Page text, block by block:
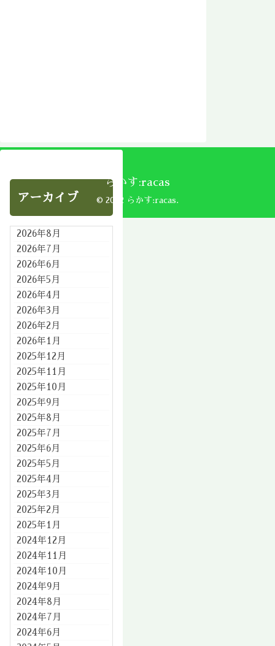
アーカイブ
2026年8月
2026年7月
2026年6月
2026年5月
2026年4月
2026年3月
2026年2月
2026年1月
2025年12月
2025年11月
2025年10月
2025年9月
2025年8月
2025年7月
2025年6月
2025年5月
2025年4月
2025年3月
2025年2月
2025年1月
2024年12月
2024年11月
2024年10月
2024年9月
2024年8月
2024年7月
2024年6月
らかす:racas
© 2002 らかす:racas.